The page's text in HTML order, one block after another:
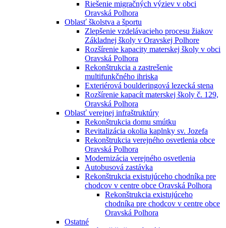
Riešenie migračných výziev v obci
Oravská Polhora
Oblasť školstva a športu
Zlepšenie vzdelávacieho procesu žiakov
Základnej školy v Oravskej Polhore
Rozšírenie kapacity materskej školy v obci
Oravská Polhora
Rekonštrukcia a zastrešenie
multifunkčného ihriska
Exteriérová boulderingová lezecká stena
Rozšírenie kapacít materskej školy č. 129,
Oravská Polhora
Oblasť verejnej infraštruktúry
Rekonštrukcia domu smútku
Revitalizácia okolia kaplnky sv. Jozefa
Rekonštrukcia verejného osvetlenia obce
Oravská Polhora
Modernizácia verejného osvetlenia
Autobusová zastávka
Rekonštrukcia existujúceho chodníka pre
chodcov v centre obce Oravská Polhora
Rekonštrukcia existujúceho
chodníka pre chodcov v centre obce
Oravská Polhora
Ostatné